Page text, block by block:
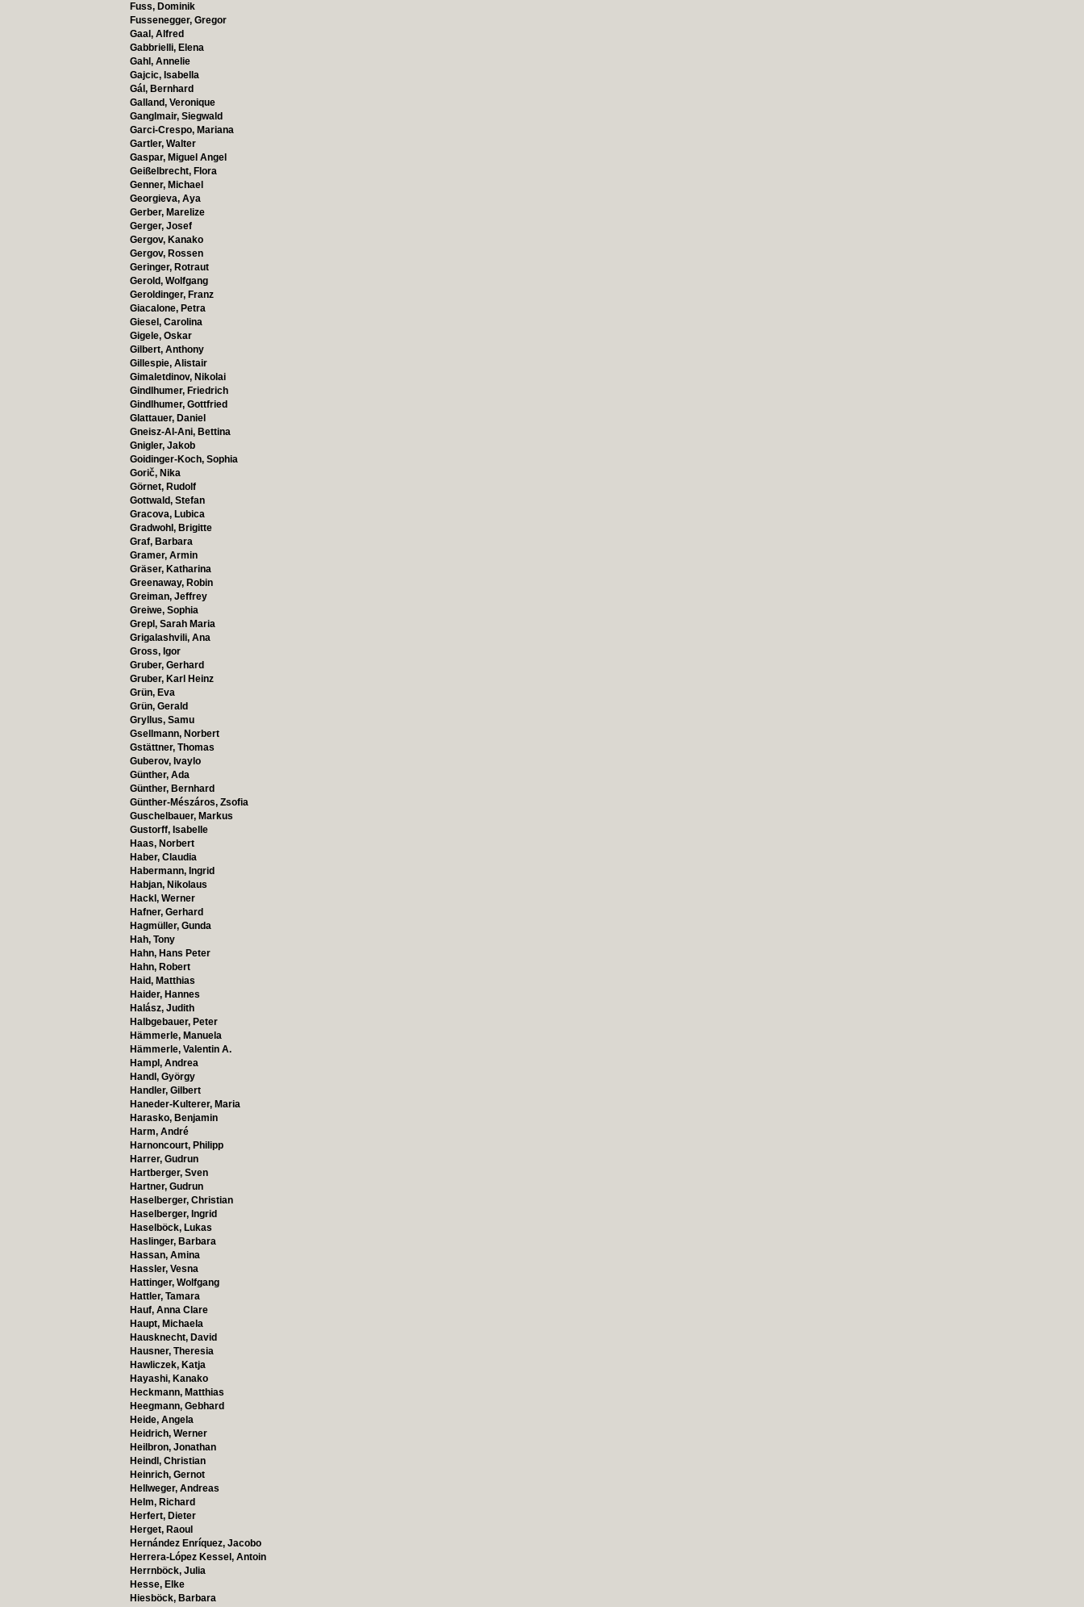
Fuss, Dominik
Fussenegger, Gregor
Gaal, Alfred
Gabbrielli, Elena
Gahl, Annelie
Gajcic, Isabella
Gál, Bernhard
Galland, Veronique
Ganglmair, Siegwald
Garci-Crespo, Mariana
Gartler, Walter
Gaspar, Miguel Angel
Geißelbrecht, Flora
Genner, Michael
Georgieva, Aya
Gerber, Marelize
Gerger, Josef
Gergov, Kanako
Gergov, Rossen
Geringer, Rotraut
Gerold, Wolfgang
Geroldinger, Franz
Giacalone, Petra
Giesel, Carolina
Gigele, Oskar
Gilbert, Anthony
Gillespie, Alistair
Gimaletdinov, Nikolai
Gindlhumer, Friedrich
Gindlhumer, Gottfried
Glattauer, Daniel
Gneisz-Al-Ani, Bettina
Gnigler, Jakob
Goidinger-Koch, Sophia
Gorič, Nika
Görnet, Rudolf
Gottwald, Stefan
Gracova, Lubica
Gradwohl, Brigitte
Graf, Barbara
Gramer, Armin
Gräser, Katharina
Greenaway, Robin
Greiman, Jeffrey
Greiwe, Sophia
Grepl, Sarah Maria
Grigalashvili, Ana
Gross, Igor
Gruber, Gerhard
Gruber, Karl Heinz
Grün, Eva
Grün, Gerald
Gryllus, Samu
Gsellmann, Norbert
Gstättner, Thomas
Guberov, Ivaylo
Günther, Ada
Günther, Bernhard
Günther-Mészáros, Zsofia
Guschelbauer, Markus
Gustorff, Isabelle
Haas, Norbert
Haber, Claudia
Habermann, Ingrid
Habjan, Nikolaus
Hackl, Werner
Hafner, Gerhard
Hagmüller, Gunda
Hah, Tony
Hahn, Hans Peter
Hahn, Robert
Haid, Matthias
Haider, Hannes
Halász, Judith
Halbgebauer, Peter
Hämmerle, Manuela
Hämmerle, Valentin A.
Hampl, Andrea
Handl, György
Handler, Gilbert
Haneder-Kulterer, Maria
Harasko, Benjamin
Harm, André
Harnoncourt, Philipp
Harrer, Gudrun
Hartberger, Sven
Hartner, Gudrun
Haselberger, Christian
Haselberger, Ingrid
Haselböck, Lukas
Haslinger, Barbara
Hassan, Amina
Hassler, Vesna
Hattinger, Wolfgang
Hattler, Tamara
Hauf, Anna Clare
Haupt, Michaela
Hausknecht, David
Hausner, Theresia
Hawliczek, Katja
Hayashi, Kanako
Heckmann, Matthias
Heegmann, Gebhard
Heide, Angela
Heidrich, Werner
Heilbron, Jonathan
Heindl, Christian
Heinrich, Gernot
Hellweger, Andreas
Helm, Richard
Herfert, Dieter
Herget, Raoul
Hernández Enríquez, Jacobo
Herrera-López Kessel, Antoin
Herrnböck, Julia
Hesse, Elke
Hiesböck, Barbara